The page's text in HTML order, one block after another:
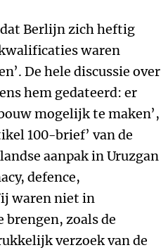
Berlijn zich heftig
waren
De hele discussie over
hem gedateerd: er
mogelijk te maken’,
100-brief’ van de
aanpak in Uruzgan
defence,
waren niet in
zoals de
verzoek van de